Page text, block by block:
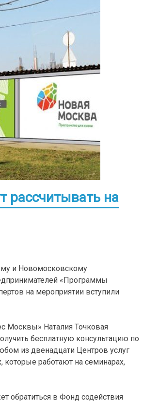
рассчитывать на
и Новомосковскому
«Программы
на мероприятии вступили
Москвы» Наталия Точковая
бесплатную консультацию по
из двенадцати Центров услуг
работают на семинарах,
обратиться в Фонд содействия